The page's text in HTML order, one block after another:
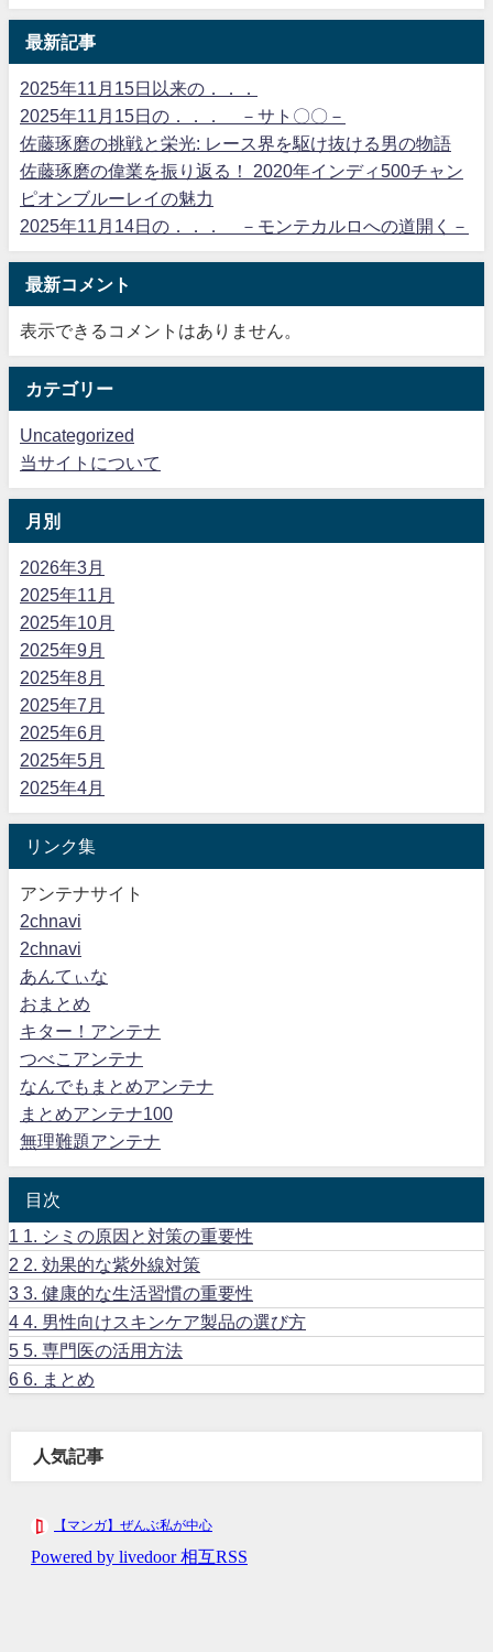
最新記事
2025年11月15日以来の．．．
2025年11月15日の．．． －サト〇〇－
佐藤琢磨の挑戦と栄光: レース界を駆け抜ける男の物語
佐藤琢磨の偉業を振り返る！ 2020年インディ500チャン
ピオンブルーレイの魅力
2025年11月14日の．．． －モンテカルロへの道開く－
最新コメント
表示できるコメントはありません。
カテゴリー
Uncategorized
当サイトについて
月別
2026年3月
2025年11月
2025年10月
2025年9月
2025年8月
2025年7月
2025年6月
2025年5月
2025年4月
リンク集
アンテナサイト
2chnavi
2chnavi
あんてぃな
おまとめ
キター！アンテナ
つべこアンテナ
なんでもまとめアンテナ
まとめアンテナ100
無理難題アンテナ
目次
1 1. シミの原因と対策の重要性
2 2. 効果的な紫外線対策
3 3. 健康的な生活習慣の重要性
4 4. 男性向けスキンケア製品の選び方
5 5. 専門医の活用方法
6 6. まとめ
人気記事